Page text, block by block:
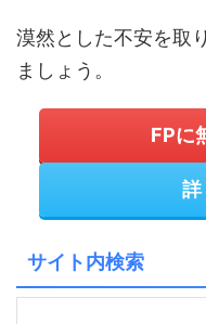
漠然とした不安を取
ましょう。
FPに
詳
サイト内検索